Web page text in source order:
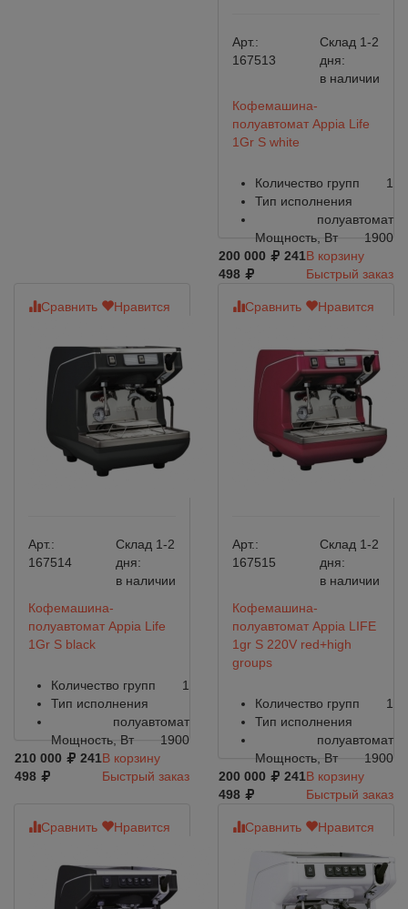
Арт.:
167513
Склад 1-2
дня:
в наличии
Кофемашина-
полуавтомат Appia Life
1Gr S white
Количество групп
1
Тип исполнения
полуавтомат
Мощность, Вт
1900
200 000
241
498
В корзину
Быстрый заказ
Сравнить Нравится
Арт.:
167514
Склад 1-2
дня:
в наличии
Кофемашина-
полуавтомат Appia Life
1Gr S black
Количество групп
1
Тип исполнения
полуавтомат
Мощность, Вт
1900
210 000
241
498
В корзину
Быстрый заказ
Сравнить Нравится
Арт.:
167515
Склад 1-2
дня:
в наличии
Кофемашина-
полуавтомат Appia LIFE
1gr S 220V red+high
groups
Количество групп
1
Тип исполнения
полуавтомат
Мощность, Вт
1900
200 000
241
498
В корзину
Быстрый заказ
Сравнить Нравится Сравнить Нравится